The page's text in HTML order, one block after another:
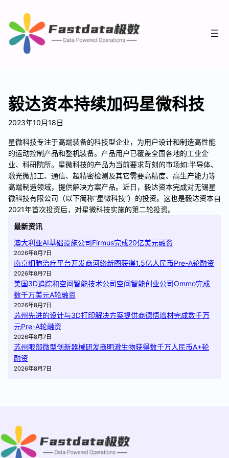
毅达资本持续加码星微科技
2023年10月18日
星微科技专注于高端装备的科技型企业，为用户设计和制造高性能
的运动控制产品和整机装备。产品用户已覆盖全国各地的工业企
业、科研院所。星微科技的产品为当前要求苛刻的市场如:半导体、
激光微加工、通信、超精密检测及其它需要高精度、高生产能力等
高端制造领域，提供解决方案产品。近日，毅达资本完成对无锡星
微科技有限公司（以下简称“星微科技”）的投资。这也是毅达资本自
2021年首次投资后，对星微科技实施的第二轮投资。
最新资讯
澳大利亚AI基础设施公司Firmus完成20亿美元融资
2026年8月7日
南京细胞治疗平台开发商河络新图获得1.5亿人民币Pre-A轮融资
2026年8月7日
美国3D追踪和空间智能技术公司空间智能创业公司Ommo完成
数千万美元A轮融资
2026年8月7日
苏州先进的设计与3D打印解决方案提供商德悟增材完成数千万
元Pre-A轮融资
2026年8月7日
苏州眼部微型创新器械研发商明澈生物获得数千万人民币A+轮
融资
2026年8月7日